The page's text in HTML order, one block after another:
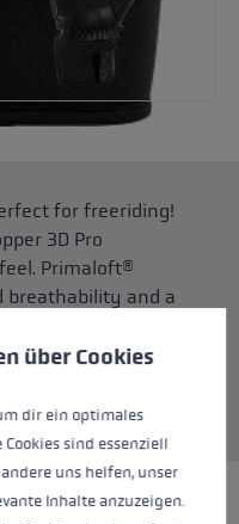
for freeriding!
3D Pro
Primaloft®
breathability and a
possible grip.
the sleeves.
best possible experience.
über Cookies
dir ein optimales
sind essenziell
uns helfen, unser
Inhalte anzuzeigen.